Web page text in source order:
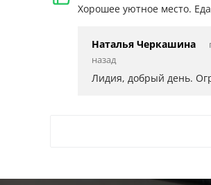
Хорошее уютное место.
Наталья Черкашина
назад
Лидия, добрый день.